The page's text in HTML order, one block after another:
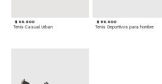
$ 99.900
Tenis Casual Urban
$ 89.900
Tenis Deportivos para hombre